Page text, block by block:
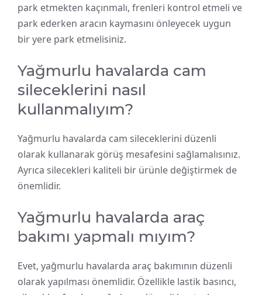
park etmekten kaçınmalı, frenleri kontrol etmeli ve
park ederken aracın kaymasını önleyecek uygun
bir yere park etmelisiniz.
Yağmurlu havalarda cam
sileceklerini nasıl
kullanmalıyım?
Yağmurlu havalarda cam sileceklerini düzenli
olarak kullanarak görüş mesafesini sağlamalısınız.
Ayrıca silecekleri kaliteli bir ürünle değiştirmek de
önemlidir.
Yağmurlu havalarda araç
bakımı yapmalı mıyım?
Evet, yağmurlu havalarda araç bakımının düzenli
olarak yapılması önemlidir. Özellikle lastik basıncı,